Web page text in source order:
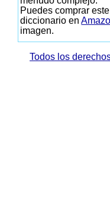
Puedes comprar este
diccionario en
imagen.
Todos los